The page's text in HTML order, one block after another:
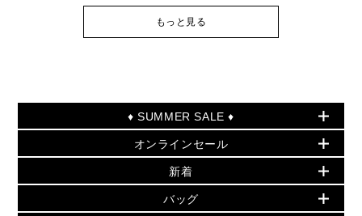
もっと見る
♦ SUMMER SALE ♦
セールおすすめアイテム
▶ ウィメンズ
バッグ
オンラインセール
PRODUCT OF THE MONTH - 今月の特別価格
再値下げアイテム
新着
初夏のスタイル
バッグ